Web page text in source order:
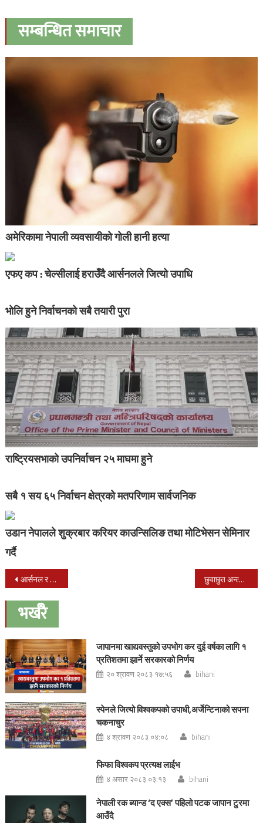
सम्बन्धित समाचार
अमेरिकामा नेपाली व्यवसायीको गोली हानी हत्या
एफए कप : चेल्सीलाई हराउँदै आर्सनलले जित्यो उपाधि
भोलि हुने निर्वाचनको सबै तयारी पुरा
राष्ट्रियसभाको उपनिर्वाचन २५ माघमा हुने
सबै १ सय ६५ निर्वाचन क्षेत्रको मतपरिणाम सार्वजनिक
उडान नेपालले शुक्रबार करियर काउन्सिलिङ तथा मोटिभेसन सेमिनार
गर्दै
Post
navigation
आर्सनल र टोटनह्याम हट्सपर विजयी, एभर्टन भने रेलिगेसन क्षेत्रमा छुवाछुत अन्त्यका लागी बानी र आचरणमा परिवर्तन आउनुपर्ने
भर्खरै
जापानमा खाद्यवस्तुको उपभोग कर दुई वर्षका लागि १
प्रतिशतमा झार्ने सरकारको निर्णय
२० श्रावण २०८३ १७:५६ bihani
स्पेनले जित्यो विश्वकपको उपाधी,अर्जेन्टिनाको सपना
चकनाचुर
४ श्रावण २०८३ ०४:०८ bihani
फिफा विश्वकप प्रत्यक्ष लाईभ
४ असार २०८३ ०३:१३ bihani
नेपाली रक ब्यान्ड ‘द एक्स’ पहिलो पटक जापान टुरमा
आउँदै